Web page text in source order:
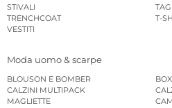
STIVALI
TRENCHCOAT
T-
VESTITI
Moda uomo & scarpe
BLOUSON E BOMBER
CALZINI MULTIPACK
MAGLIETTE